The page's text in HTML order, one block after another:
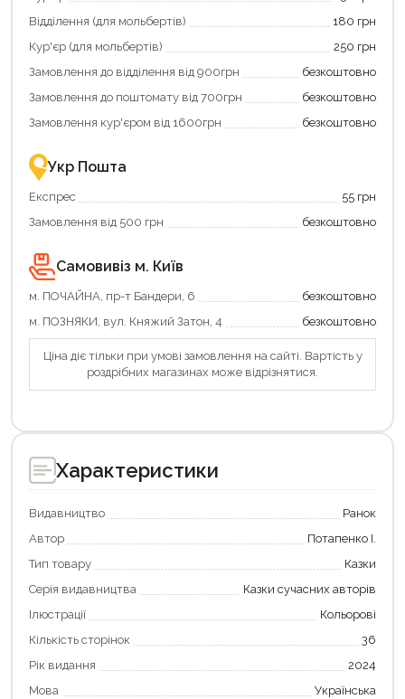
Відділення (для мольбертів)
180 грн
Кур'єр (для мольбертів)
250 грн
Замовлення до відділення від 900грн
безкоштовно
Замовлення до поштомату від 700грн
безкоштовно
Замовлення кур'єром від 1600грн
безкоштовно
Укр Пошта
Експрес
55 грн
Замовлення від 500 грн
безкоштовно
Самовивіз м. Київ
м. ПОЧАЙНА, пр-т Бандери, 6
безкоштовно
м. ПОЗНЯКИ, вул. Княжий Затон, 4
безкоштовно
Ціна діє тільки при умові замовлення на сайті. Вартість у
роздрібних магазинах може відрізнятися.
Характеристики
Видавництво
Ранок
Автор
Потапенко І.
Тип товару
Казки
Серія видавництва
Казки сучасних авторів
Ілюстрації
Кольорові
Кількість сторінок
36
Рік видання
2024
Мова
Українська
Продовжити покупки
Оформити замовлення